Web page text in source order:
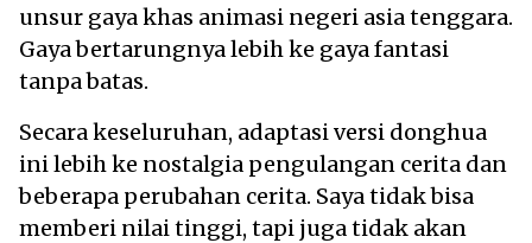
unsur gaya khas animasi negeri asia tenggara.
Gaya bertarungnya lebih ke gaya fantasi
tanpa batas.
Secara keseluruhan, adaptasi versi donghua
ini lebih ke nostalgia pengulangan cerita dan
beberapa perubahan cerita. Saya tidak bisa
memberi nilai tinggi, tapi juga tidak akan